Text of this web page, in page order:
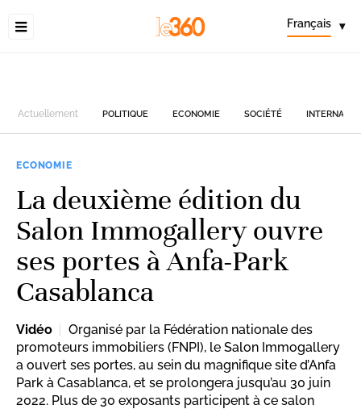
Français ▾
Actuellement POLITIQUE ECONOMIE SOCIÉTÉ
ECONOMIE
La deuxième édition du
Salon Immogallery ouvre
ses portes à Anfa-Park
Casablanca
Vidéo
Organisé par la Fédération nationale des
promoteurs immobiliers (FNPI), le Salon Immogallery
a ouvert ses portes, au sein du magnifique site d’Anfa
Park à Casablanca, et se prolongera jusqu’au 30 juin
2022. Plus de 30 exposants participent à ce salon